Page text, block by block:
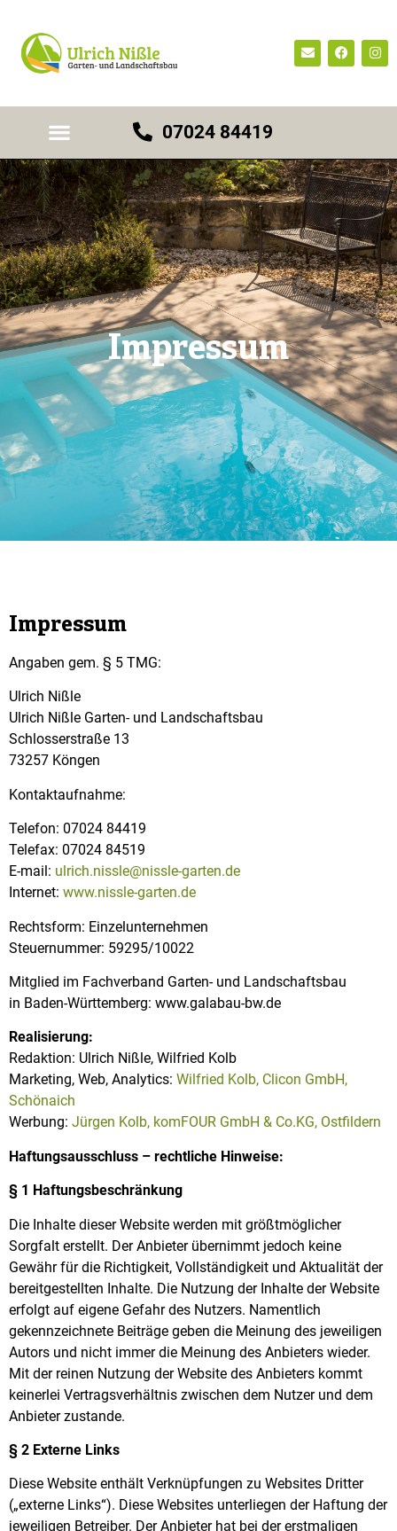
07024 84419
Impressum
Impressum
Angaben gem. § 5 TMG:
Ulrich Niß le
Ulrich Niß le Garten- und Landschaftsbau
Schlosserstraße 13
73257 Köngen
Kontaktaufnahme:
Telefon: 07024 84419
Telefax: 07024 84519
E-mail: ulrich.nissle@nissle-garten.de
Internet: www.nissle-garten.de
Rechtsform: Einzelunternehmen
Steuernummer: 59295/10022
Mitglied im Fachverband Garten- und Landschaftsbau
in Baden-Württemberg: www.galabau-bw.de
Realisierung:
Redaktion: Ulrich Niß le, Wilfried Kolb
Marketing, Web, Analytics: Wilfried Kolb, Clicon GmbH,
Schönaich
Werbung: Jürgen Kolb, komFOUR GmbH & Co.KG, Ostfildern
Haftungsausschluss – rechtliche Hinweise:
§ 1 Haftungsbeschränkung
Die Inhalte dieser Website werden mit größtmöglicher
Sorgfalt erstellt. Der Anbieter übernimmt jedoch keine
Gewähr für die Richtigkeit, Vollständigkeit und Aktualität der
bereitgestellten Inhalte. Die Nutzung der Inhalte der Website
erfolgt auf eigene Gefahr des Nutzers. Namentlich
gekennzeichnete Beiträge geben die Meinung des jeweiligen
Autors und nicht immer die Meinung des Anbieters wieder.
Mit der reinen Nutzung der Website des Anbieters kommt
keinerlei Vertragsverhältnis zwischen dem Nutzer und dem
Anbieter zustande.
§ 2 Externe Links
Diese Website enthält Verknüpfungen zu Websites Dritter
(„externe Links“). Diese Websites unterliegen der Haftung der
jeweiligen Betreiber. Der Anbieter hat bei der erstmaligen